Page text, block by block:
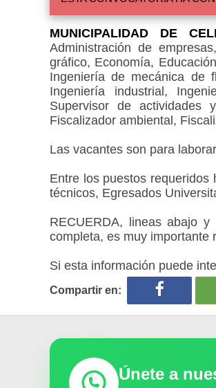
MUNICIPALIDAD DE
Administración de
gráfico, Economía,
Ingeniería de mecánica de
Ingeniería industrial,
Supervisor de actividades
Fiscalizador ambiental,
Las vacantes son para
Entre los puestos requeridos
técnicos, Egresados
RECUERDA, lineas abajo
completa, es muy importante
Si esta información puede
Compartir en:
Únete a